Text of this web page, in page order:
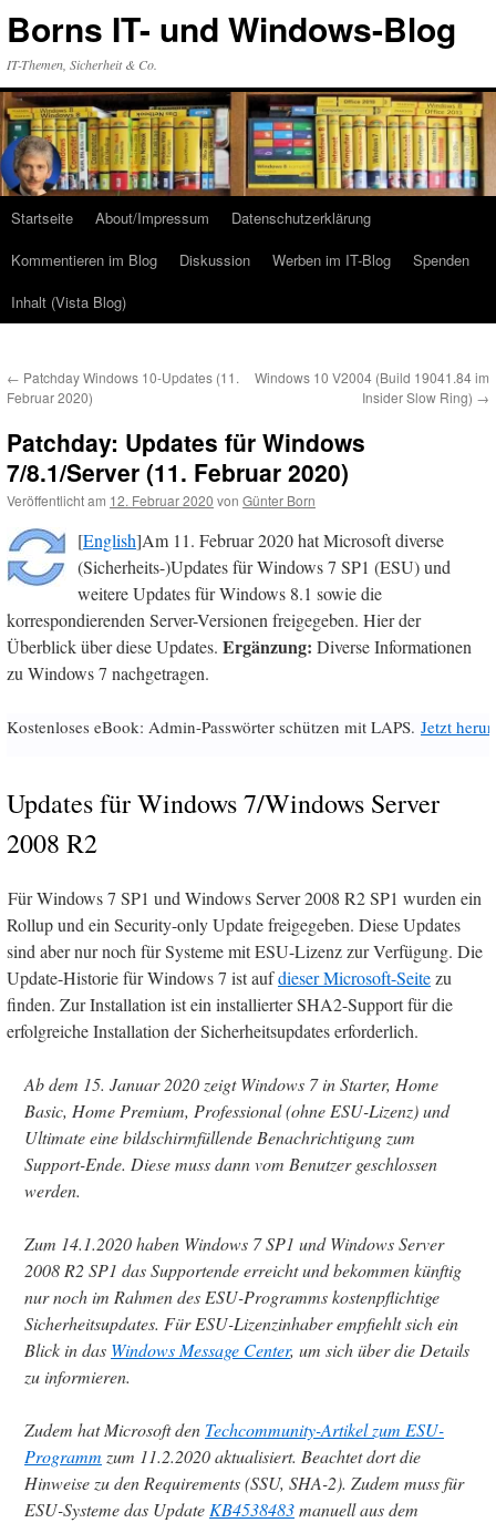
Inhalt
Borns IT- und Windows-Blog
IT-Themen, Sicherheit & Co.
Startseite About/Impressum
Datenschutzerklärung
Kommentieren im Blog
Diskussion Werben im IT-Blog
Spenden
Inhalt (Vista Blog)
← Patchday Windows 10-Updates (11.
Februar 2020)
Windows 10 V2004 (Build 19041.84 im
Insider Slow Ring) →
Patchday: Updates für Windows
7/8.1/Server (11. Februar 2020)
Veröffentlicht am 12. Februar 2020 von Günter Born
[English]Am 11. Februar 2020 hat Microsoft diverse
(Sicherheits-)Updates für Windows 7 SP1 (ESU) und
weitere Updates für Windows 8.1 sowie die
korrespondierenden Server-Versionen freigegeben. Hier der
Überblick über diese Updates. Ergänzung: Diverse Informationen
zu Windows 7 nachgetragen.
Kostenloses eBook: Admin-Passwörter schützen mit LAPS. Jetzt
Updates für Windows 7/Windows Server
2008 R2
Für Windows 7 SP1 und Windows Server 2008 R2 SP1 wurden ein
Rollup und ein Security-only Update freigegeben. Diese Updates
sind aber nur noch für Systeme mit ESU-Lizenz zur Verfügung. Die
Update-Historie für Windows 7 ist aufdieser Microsoft-Seitezu
finden. Zur Installation ist ein installierter SHA2-Support für die
erfolgreiche Installation der Sicherheitsupdates erforderlich.
Ab dem 15. Januar 2020 zeigt Windows 7 in Starter, Home
Basic, Home Premium, Professional (ohne ESU-Lizenz) und
Ultimate eine bildschirmfüllende Benachrichtigung zum
Support-Ende. Diese muss dann vom Benutzer geschlossen
werden.
Zum 14.1.2020 haben Windows 7 SP1 und Windows Server
2008 R2 SP1 das Supportende erreicht und bekommen künftig
nur noch im Rahmen des ESU-Programms kostenpflichtige
Sicherheitsupdates. Für ESU-Lizenzinhaber empfiehlt sich ein
Blick in das Windows Message Center, um sich über die Details
zu informieren.
Zudem hat Microsoft den Techcommunity-Artikel zum ESU-
Programm zum 11.2.2020 aktualisiert. Beachtet dort die
Hinweise zu den Requirements (SSU, SHA-2). Zudem muss für
ESU-Systeme das UpdateKB4538483manuell aus dem